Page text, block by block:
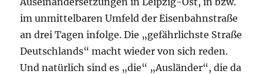
im unmittelbaren Umfeld der Eisenbahnstraße
an drei Tagen infolge. Die „gefährlichste Straße
Deutschlands“ macht wieder von sich reden.
Und natürlich sind es „die“ „Ausländer“, die da